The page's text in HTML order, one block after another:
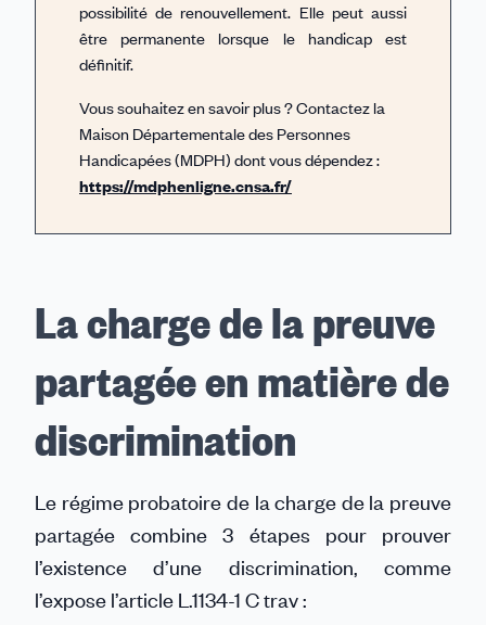
possibilité de renouvellement. Elle peut aussi
être permanente lorsque le handicap est
définitif.
Vous souhaitez en savoir plus ? Contactez la
Maison Départementale des Personnes
Handicapées (MDPH) dont vous dépendez :
https://mdphenligne.cnsa.fr/
La charge de la preuve
partagée en matière de
discrimination
Le régime probatoire de la charge de la preuve
partagée combine 3 étapes pour prouver
l’existence d’une discrimination, comme
l’expose l’article L.1134-1 C trav :